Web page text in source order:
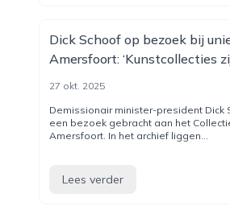
Dick Schoof op bezoek bij
Amersfoort: ‘Kunstcollecties
27 okt. 2025
Demissionair minister-president Dick
een bezoek gebracht aan het
Amersfoort. In het archief liggen...
Lees verder